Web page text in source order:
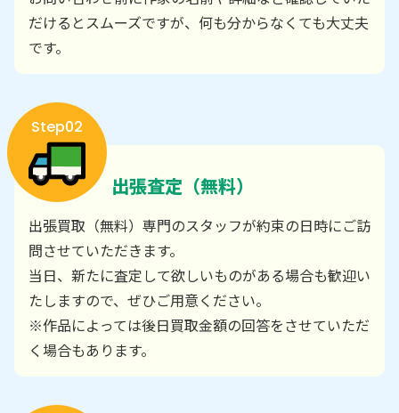
だけるとスムーズですが、何も分からなくても大丈夫
です。
Step02
出張査定（無料）
出張買取（無料）専門のスタッフが約束の日時にご訪
問させていただきます。
当日、新たに査定して欲しいものがある場合も歓迎い
たしますので、ぜひご用意ください。
※作品によっては後日買取金額の回答をさせていただ
く場合もあります。